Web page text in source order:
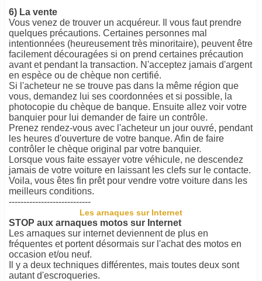
6) La vente
Vous venez de trouver un acquéreur. Il vous faut prendre
quelques précautions. Certaines personnes mal
intentionnées (heureusement très minoritaire), peuvent être
facilement découragées si on prend certaines précaution
avant et pendant la transaction. N'acceptez jamais d'argent
en espèce ou de chèque non certifié.
Si l'acheteur ne se trouve pas dans la même région que
vous, demandez lui ses coordonnées et si possible, la
photocopie du chèque de banque. Ensuite allez voir votre
banquier pour lui demander de faire un contrôle.
Prenez rendez-vous avec l'acheteur un jour ouvré, pendant
les heures d'ouverture de votre banque. Afin de faire
contrôler le chèque original par votre banquier.
Lorsque vous faite essayer votre véhicule, ne descendez
jamais de votre voiture en laissant les clefs sur le contacte.
Voila, vous êtes fin prêt pour vendre votre voiture dans les
meilleurs conditions.
----------------------------
Les arnaques sur Internet
STOP aux arnaques motos sur Internet
Les arnaques sur internet deviennent de plus en
fréquentes et portent désormais sur l'achat des motos en
occasion et/ou neuf.
Il y a deux techniques différentes, mais toutes deux sont
autant d'escroqueries.